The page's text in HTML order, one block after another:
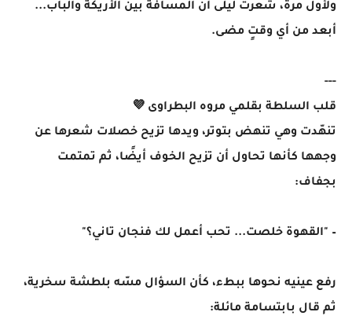
ولأول مرة، شعرت ليلى أن المسافة بين الأريكة والباب...
أبعد من أي وقتٍ مضى.
---
قلب السلطة بقلمي مروه البطراوى 💜
تنهّدت وهي تنهض بتوتر، ويدها تزيح خصلات شعرها عن
وجهها كأنها تحاول أن تزيح الخوف أيضًا، ثم تمتمت
بجفاف:
– "القهوة خلصت... تحب أعمل لك فنجان تاني؟"
رفع عينيه نحوها ببطء، كأن السؤال مسّه بلطشة سخرية،
ثم قال بابتسامة مائلة: